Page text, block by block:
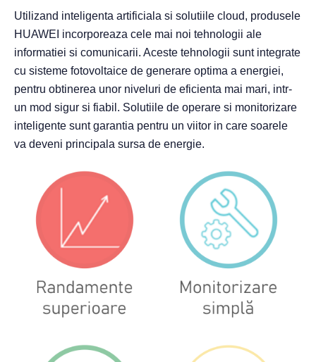
Utilizand inteligenta artificiala si solutiile cloud, produsele
HUAWEI incorporeaza cele mai noi tehnologii ale
informatiei si comunicarii. Aceste tehnologii sunt integrate
cu sisteme fotovoltaice de generare optima a energiei,
pentru obtinerea unor niveluri de eficienta mai mari, intr-
un mod sigur si fiabil. Solutiile de operare si monitorizare
inteligente sunt garantia pentru un viitor in care soarele
va deveni principala sursa de energie.